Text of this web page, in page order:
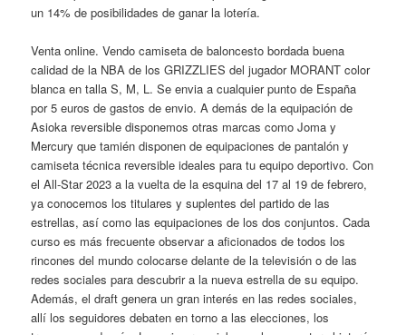
un 14% de posibilidades de ganar la lotería.
Venta online. Vendo camiseta de baloncesto bordada buena
calidad de la NBA de los GRIZZLIES del jugador MORANT color
blanca en talla S, M, L. Se envia a cualquier punto de España
por 5 euros de gastos de envio. A demás de la equipación de
Asioka reversible disponemos otras marcas como Joma y
Mercury que tamién disponen de equipaciones de pantalón y
camiseta técnica reversible ideales para tu equipo deportivo. Con
el All-Star 2023 a la vuelta de la esquina del 17 al 19 de febrero,
ya conocemos los titulares y suplentes del partido de las
estrellas, así como las equipaciones de los dos conjuntos. Cada
curso es más frecuente observar a aficionados de todos los
rincones del mundo colocarse delante de la televisión o de las
redes sociales para descubrir a la nueva estrella de su equipo.
Además, el draft genera un gran interés en las redes sociales,
allí los seguidores debaten en torno a las elecciones, los